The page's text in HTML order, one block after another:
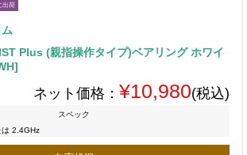
出荷
Plus (親指操作タイプ)ベアリング ホワイ
ネット価格： ¥10,980(税込)
スペック
2.4GHz